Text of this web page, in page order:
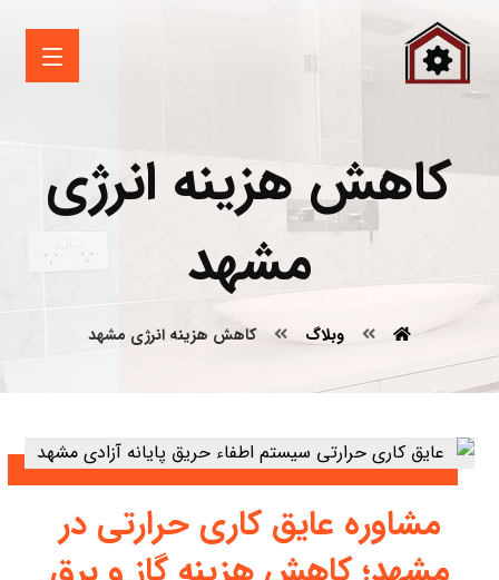
کاهش هزینه انرژی
مشهد
وبلاگ کاهش هزینه انرژی مشهد
مشاوره عایق کاری حرارتی در